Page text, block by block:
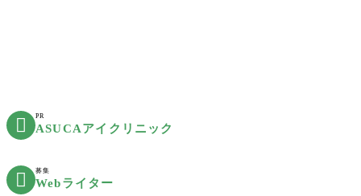
 PR
ASUCAアイクリニック
 募集
Webライター